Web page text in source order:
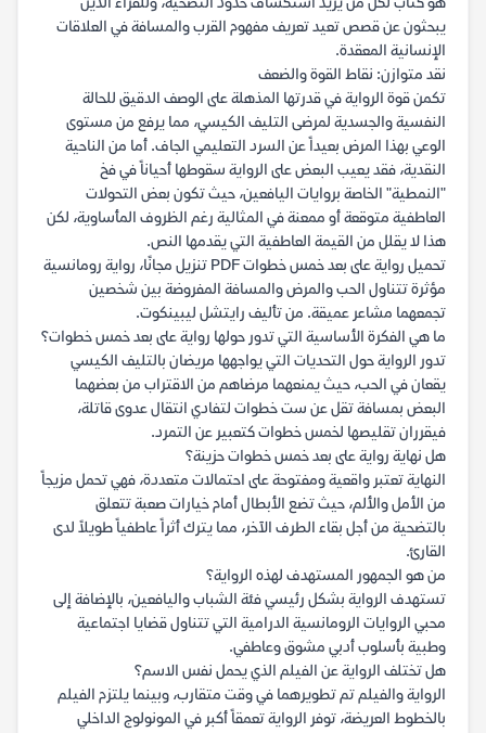
هو كتاب لكل من يريد استكشاف حدود التضحية، وللقراء الذين
يبحثون عن قصص تعيد تعريف مفهوم القرب والمسافة في العلاقات
الإنسانية المعقدة.
نقد متوازن: نقاط القوة والضعف
تكمن قوة الرواية في قدرتها المذهلة على الوصف الدقيق للحالة
النفسية والجسدية لمرضى التليف الكيسي، مما يرفع من مستوى
الوعي بهذا المرض بعيداً عن السرد التعليمي الجاف. أما من الناحية
النقدية، فقد يعيب البعض على الرواية سقوطها أحياناً في فخ
"النمطية" الخاصة بروايات اليافعين، حيث تكون بعض التحولات
العاطفية متوقعة أو ممعنة في المثالية رغم الظروف المأساوية، لكن
هذا لا يقلل من القيمة العاطفية التي يقدمها النص.
تحميل رواية على بعد خمس خطوات PDF تنزيل مجانًا، رواية رومانسية
مؤثرة تتناول الحب والمرض والمسافة المفروضة بين شخصين
تجمعهما مشاعر عميقة. من تأليف رايتشل ليبينكوت.
ما هي الفكرة الأساسية التي تدور حولها رواية على بعد خمس خطوات؟
تدور الرواية حول التحديات التي يواجهها مريضان بالتليف الكيسي
يقعان في الحب، حيث يمنعهما مرضاهم من الاقتراب من بعضهما
البعض بمسافة تقل عن ست خطوات لتفادي انتقال عدوى قاتلة،
فيقرران تقليصها لخمس خطوات كتعبير عن التمرد.
هل نهاية رواية على بعد خمس خطوات حزينة؟
النهاية تعتبر واقعية ومفتوحة على احتمالات متعددة، فهي تحمل مزيجاً
من الأمل والألم، حيث تضع الأبطال أمام خيارات صعبة تتعلق
بالتضحية من أجل بقاء الطرف الآخر، مما يترك أثراً عاطفياً طويلاً لدى
القارئ.
من هو الجمهور المستهدف لهذه الرواية؟
تستهدف الرواية بشكل رئيسي فئة الشباب واليافعين، بالإضافة إلى
محبي الروايات الرومانسية الدرامية التي تتناول قضايا اجتماعية
وطبية بأسلوب أدبي مشوق وعاطفي.
هل تختلف الرواية عن الفيلم الذي يحمل نفس الاسم؟
الرواية والفيلم تم تطويرهما في وقت متقارب، وبينما يلتزم الفيلم
بالخطوط العريضة، توفر الرواية تعمقاً أكبر في المونولوج الداخلي